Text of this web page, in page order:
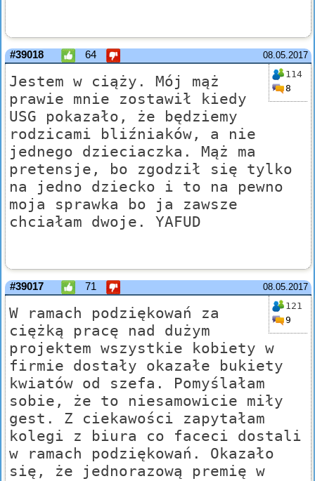
08.05.2017
#39018 64
114
8
Jestem w ciąży. Mój mąż
prawie mnie zostawił kiedy
USG pokazało, że będziemy
rodzicami bliźniaków, a nie
jednego dzieciaczka. Mąż ma
pretensje, bo zgodził się tylko
na jedno dziecko i to na pewno
moja sprawka bo ja zawsze
chciałam dwoje. YAFUD
08.05.2017
#39017 71
121
9
W ramach podziękowań za
ciężką pracę nad dużym
projektem wszystkie kobiety w
firmie dostały okazałe bukiety
kwiatów od szefa. Pomyślałam
sobie, że to niesamowicie miły
gest. Z ciekawości zapytałam
kolegi z biura co faceci dostali
w ramach podziękowań. Okazało
się, że jednorazową premię w